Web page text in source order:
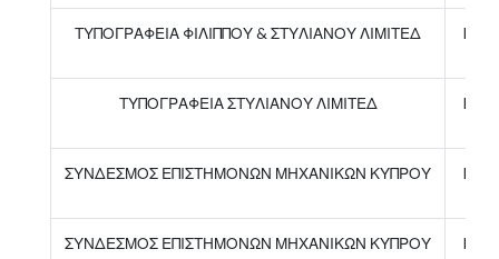
ΤΥΠΟΓΡΑΦΕΙΑ ΦΙΛΙΠΠΟΥ & ΣΤΥΛΙΑΝΟΥ ΛΙΜΙΤΕΔ
ΤΥΠΟΓΡΑΦΕΙΑ ΣΤΥΛΙΑΝΟΥ ΛΙΜΙΤΕΔ
ΣΥΝΔΕΣΜΟΣ ΕΠΙΣΤΗΜΟΝΩΝ ΜΗΧΑΝΙΚΩΝ ΚΥΠΡΟΥ
ΣΥΝΔΕΣΜΟΣ ΕΠΙΣΤΗΜΟΝΩΝ ΜΗΧΑΝΙΚΩΝ ΚΥΠΡΟΥ